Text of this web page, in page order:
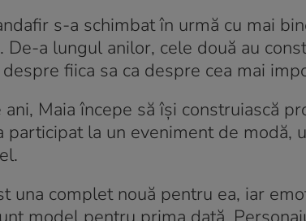
s-a schimbat în urmă cu mai
De-a lungul anilor, cele două au
fiica sa ca despre cea mai
Maia începe să își construiască
participat la un eveniment de
una complet nouă pentru ea, iar